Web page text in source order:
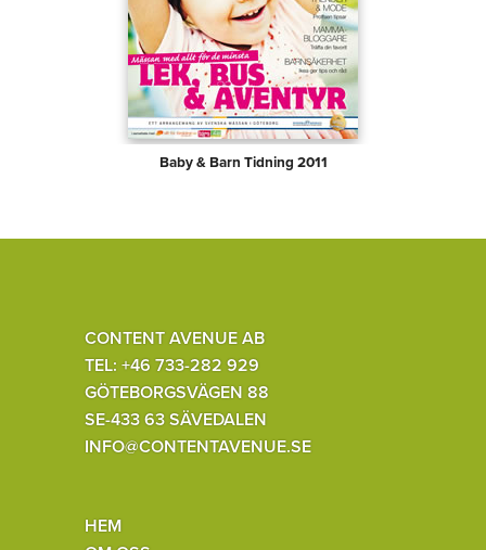
Baby & Barn Tidning 2011
CONTENT AVENUE AB
TEL: +46 733-282 929
GÖTEBORGSVÄGEN 88
SE-433 63 SÄVEDALEN
INFO@CONTENTAVENUE.SE
HEM